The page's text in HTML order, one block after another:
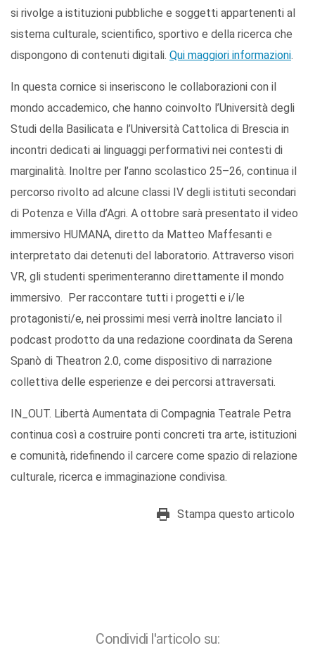
si rivolge a istituzioni pubbliche e soggetti appartenenti al
sistema culturale, scientifico, sportivo e della ricerca che
dispongono di contenuti digitali. Qui maggiori informazioni.
In questa cornice si inseriscono le collaborazioni con il
mondo accademico, che hanno coinvolto l’Università degli
Studi della Basilicata e l’Università Cattolica di Brescia in
incontri dedicati ai linguaggi performativi nei contesti di
marginalità. Inoltre per l’anno scolastico 25–26, continua il
percorso rivolto ad alcune classi IV degli istituti secondari
di Potenza e Villa d’Agri. A ottobre sarà presentato il video
immersivo HUMANA, diretto da Matteo Maffesanti e
interpretato dai detenuti del laboratorio. Attraverso visori
VR, gli studenti sperimenteranno direttamente il mondo
immersivo. Per raccontare tutti i progetti e i/le
protagonisti/e, nei prossimi mesi verrà inoltre lanciato il
podcast prodotto da una redazione coordinata da Serena
Spanò di Theatron 2.0, come dispositivo di narrazione
collettiva delle esperienze e dei percorsi attraversati.
IN_OUT. Libertà Aumentata di Compagnia Teatrale Petra
continua così a costruire ponti concreti tra arte, istituzioni
e comunità, ridefinendo il carcere come spazio di relazione
culturale, ricerca e immaginazione condivisa.
Stampa questo articolo
Condividi l'articolo su: